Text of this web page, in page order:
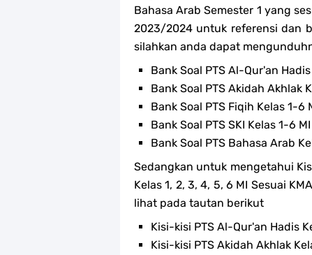
Bahasa Arab Semester 1 yang
2023/2024 untuk referensi dan
silahkan anda dapat
Bank Soal PTS Al-Qur'an
Bank Soal PTS Akidah Akhlak
Bank Soal PTS Fiqih Kelas 1-6
Bank Soal PTS SKI Kelas 1-6 MI
Bank Soal PTS Bahasa Arab
Sedangkan untuk mengetahui
Kelas 1, 2, 3, 4, 5, 6 MI Sesuai
lihat pada tautan berikut
Kisi-kisi PTS Al-Qur'an Hadis
Kisi-kisi PTS Akidah Akhlak